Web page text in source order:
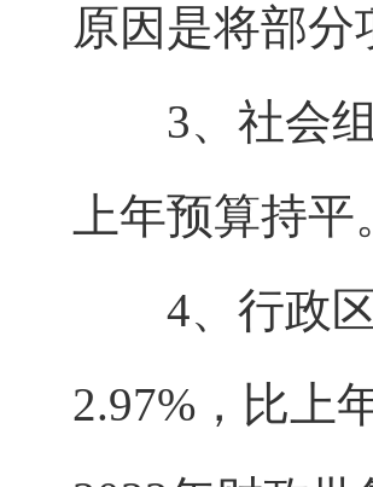
原因是将部
3、社会组
上年预算持平
4、行政区
2.97%，比上